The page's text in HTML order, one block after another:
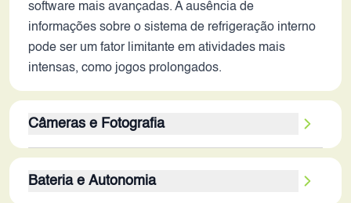
software mais avançadas. A ausência de
informações sobre o sistema de refrigeração interno
pode ser um fator limitante em atividades mais
intensas, como jogos prolongados.
Câmeras e Fotografia
principal de 50MP e um sensor secundário de 8MP,
Bateria e Autonomia